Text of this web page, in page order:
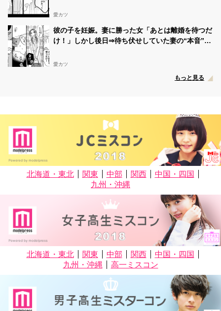
愛カツ
彼の子を妊娠。妻に勝った女「あとは離婚を待つだ
け！」しかし後日⇒待ち伏せしていた妻の“本音”に
愛カツ
もっと見る
北海道・東北 関東 中部 関西
中国・四国
九州・沖縄
北海道・東北 関東 中部 関西
中国・四国
九州・沖縄
高一ミスコン